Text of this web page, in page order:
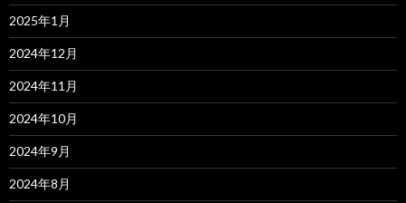
2025年1月
2024年12月
2024年11月
2024年10月
2024年9月
2024年8月